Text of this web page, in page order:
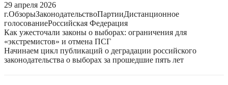
29 апреля 2026
г.ОбзорыЗаконодательствоПартииДистанционное
голосованиеРоссийская Федерация
Как ужесточали законы о выборах: ограничения для
«экстремистов» и отмена ПСГ
Начинаем цикл публикаций о деградации российского
законодательства о выборах за прошедшие пять лет